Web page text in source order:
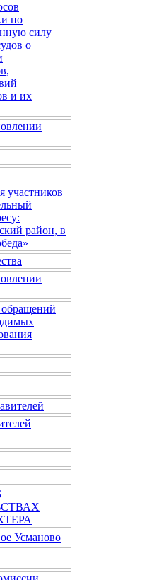
по
силу
о
и их
район, в
Усманово